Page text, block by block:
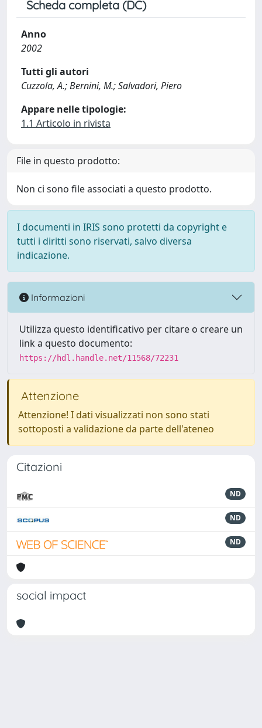
Scheda completa (DC)
Anno
2002
Tutti gli autori
Cuzzola, A.; Bernini, M.; Salvadori, Piero
Appare nelle tipologie:
1.1 Articolo in rivista
File in questo prodotto:
Non ci sono file associati a questo prodotto.
I documenti in IRIS sono protetti da copyright e
tutti i diritti sono riservati, salvo diversa
indicazione.
Informazioni
Utilizza questo identificativo per citare o creare un
link a questo documento:
https://hdl.handle.net/11568/72231
Attenzione
Attenzione! I dati visualizzati non sono stati
sottoposti a validazione da parte dell'ateneo
Citazioni
ND
ND
ND
social impact